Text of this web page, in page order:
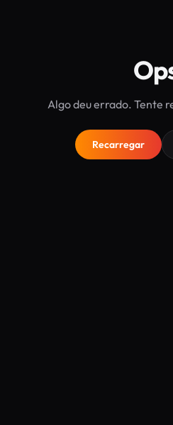
Algo deu errado. Tente
Recarregar